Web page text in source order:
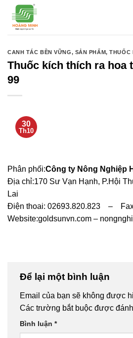
qua
CANH TÁC BỀN VỮNG, SẢN PHẨM,THUỐC
Thuốc kích thích ra hoa
99
30
Th10
Phân phối:Công ty Nông Nghiệp
Địa chỉ:170 Sư Vạn Hạnh, P.Hội
Lai
Điện thoai: 02693.820.823 –
Website:goldsunvn.com –
Để lại một bình luận
Email của bạn sẽ không được
Các trường bắt buộc được
Bình luận *